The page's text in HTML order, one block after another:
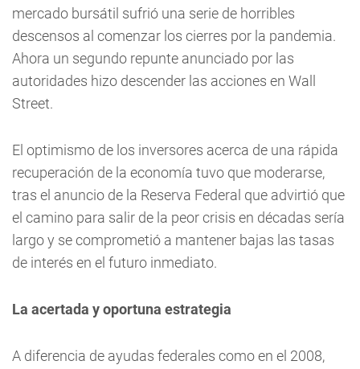
mercado bursátil sufrió una serie de horribles
descensos al comenzar los cierres por la pandemia.
Ahora un segundo repunte anunciado por las
autoridades hizo descender las acciones en Wall
Street.
El optimismo de los inversores acerca de una rápida
recuperación de la economía tuvo que moderarse,
tras el anuncio de la Reserva Federal que advirtió que
el camino para salir de la peor crisis en décadas sería
largo y se comprometió a mantener bajas las tasas
de interés en el futuro inmediato.
La acertada y oportuna estrategia
A diferencia de ayudas federales como en el 2008,